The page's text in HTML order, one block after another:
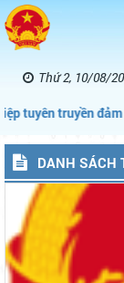
Thứ 2, 10/08/
bảo An toàn thực
DANH SÁCH